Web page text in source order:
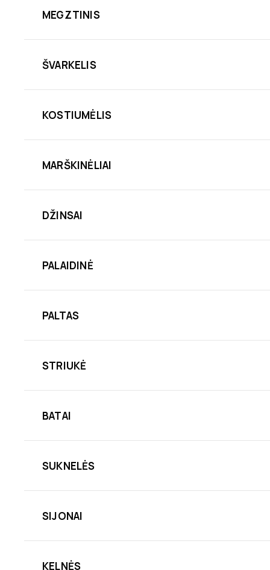
MEGZTINIS
ŠVARKELIS
KOSTIUMĖLIS
MARŠKINĖLIAI
DŽINSAI
PALAIDINĖ
PALTAS
STRIUKĖ
BATAI
SUKNELĖS
SIJONAI
KELNĖS